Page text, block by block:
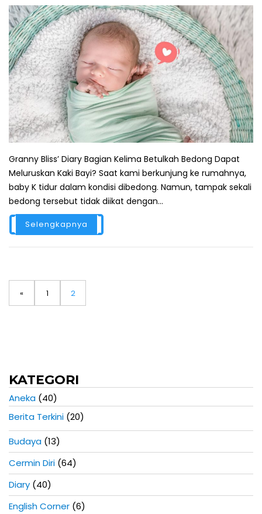
Granny Bliss’ Diary Bagian Kelima Betulkah Bedong Dapat
Meluruskan Kaki Bayi? Saat kami berkunjung ke rumahnya,
baby K tidur dalam kondisi dibedong. Namun, tampak sekali
bedong tersebut tidak diikat dengan...
Selengkapnya
a
i
a
r
t
i
k
e
l
« P1 P
2
KATEGORI
Aneka (40)
Berita Terkini (20)
Budaya (13)
Cermin Diri (64)
Diary (40)
English Corner (6)